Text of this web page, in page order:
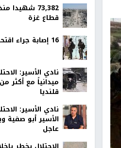
73,382
قطاع غزة
16 إصابة جراء اقتحام الاحتلال مخيم قلنديا
نادي الأسير:
قلنديا
نادي الأسير:
الأسير أبو صفية
عاجل